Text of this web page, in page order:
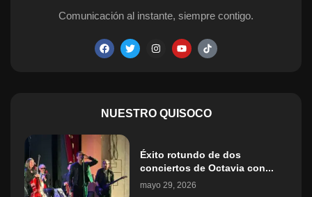
Comunicación al instante, siempre contigo.
NUESTRO QUISOCO
Éxito rotundo de dos
conciertos de Octavia con...
mayo 29, 2026